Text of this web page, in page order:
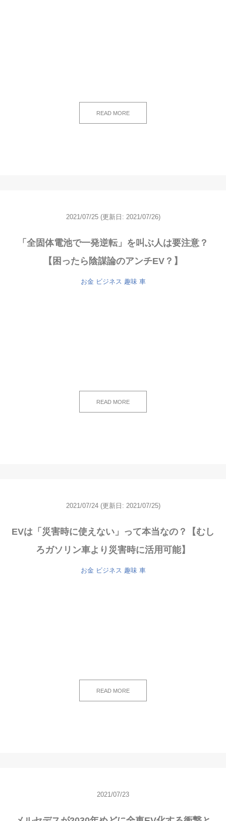
READ MORE
2021/07/25 (更新日: 2021/07/26)
「全固体電池で一発逆転」を叫ぶ人は要注意？
【困ったら陰謀論のアンチEV？】
お金 ビジネス 趣味 車
READ MORE
2021/07/24 (更新日: 2021/07/25)
EVは「災害時に使えない」って本当なの？【むし
ろガソリン車より災害時に活用可能】
お金 ビジネス 趣味 車
READ MORE
2021/07/23